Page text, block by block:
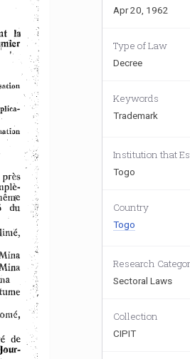
la
.
près
du
Mina
Mina
de
Apr 20, 1962
Type of Law
Decree
Keywords
Trademark
Institution that
Togo
Country
Togo
Research
Sectoral Laws
Collection
CIPIT